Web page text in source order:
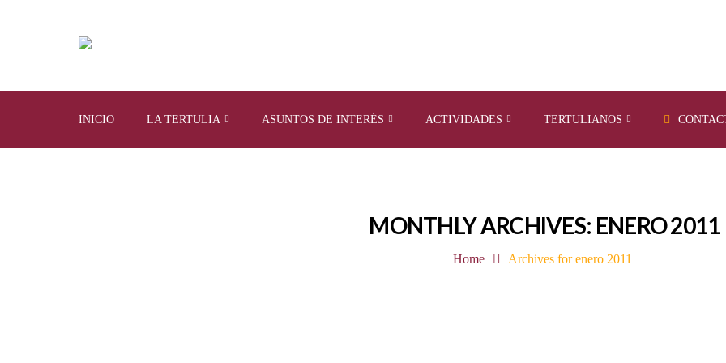
INICIO LA TERTULIA ASUNTOS DE INTERÉS ACTIVIDADES TERTULIANOS
MONTHLY ARCHIVES: ENERO 2011
Home Archives for enero 2011